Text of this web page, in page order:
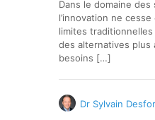
Dans le domaine des
l’innovation ne
limites
des alternatives plus
besoins […]
Dr Sylvain